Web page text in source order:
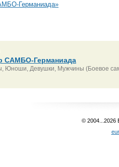
Германиада»
САМБО-Германиада
Девушки, Мужчины (Боевое
© 2004...2026